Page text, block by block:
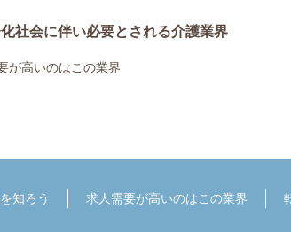
社会に伴い必要とされる介護業界
が高いのはこの業界
知ろう 求人需要が高いのはこの業界